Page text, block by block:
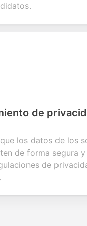
de
los datos de los
de forma segura y
de